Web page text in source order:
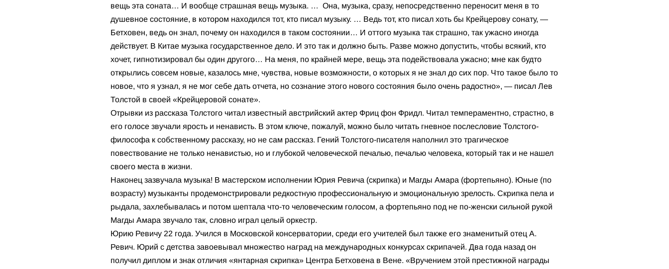
вещь эта соната… И вообще страшная вещь музыка. … Она, музыка, сразу, непосредственно переносит меня в то
душевное состояние, в котором находился тот, кто писал музыку. … Ведь тот, кто писал хоть бы Крейцерову сонату, —
Бетховен, ведь он знал, почему он находился в таком состоянии… И оттого музыка так страшно, так ужасно иногда
действует. В Китае музыка государственное дело. И это так и должно быть. Разве можно допустить, чтобы всякий, кто
хочет, гипнотизировал бы один другого… На меня, по крайней мере, вещь эта подействовала ужасно; мне как будто
открылись совсем новые, казалось мне, чувства, новые возможности, о которых я не знал до сих пор. Что такое было то
новое, что я узнал, я не мог себе дать отчета, но сознание этого нового состояния было очень радостно», — писал Лев
Толстой в своей «Крейцеровой сонате».
Отрывки из рассказа Толстого читал известный австрийский актер Фриц фон Фридл. Читал темпераментно, страстно, в
его голосе звучали ярость и ненависть. В этом ключе, пожалуй, можно было читать гневное послесловие Толстого-
философа к собственному рассказу, но не сам рассказ. Гений Толстого-писателя наполнил это трагическое
повествование не только ненавистью, но и глубокой человеческой печалью, печалью человека, который так и не нашел
своего места в жизни.
Наконец зазвучала музыка! В мастерском исполнении Юрия Ревича (скрипка) и Магды Амара (фортепьяно). Юные (по
возрасту) музыканты продемонстрировали редкостную профессиональную и эмоциональную зрелость. Скрипка пела и
рыдала, захлебывалась и потом шептала что-то человеческим голосом, а фортепьяно под не по-женски сильной рукой
Магды Амара звучало так, словно играл целый оркестр.
Юрию Ревичу 22 года. Учился в Московской консерватории, среди его учителей был также его знаменитый отец А.
Ревич. Юрий с детства завоевывал множество наград на международных конкурсах скрипачей. Два года назад он
получил диплом и знак отличия «янтарная скрипка» Центра Бетховена в Вене. «Вручением этой престижной награды